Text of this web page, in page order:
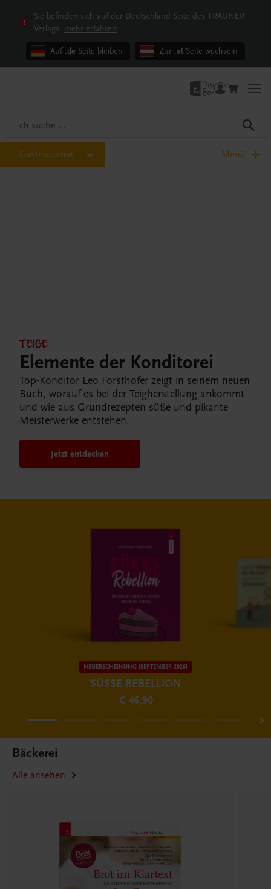
Sie befinden sich auf der Deutschland-Seite des TRAUNER
Verlags. mehr erfahren
Auf .de Seite bleiben Zur .at Seite wechseln
Gastronomie Menü
TEIGE
Elemente der Konditorei
Top-Konditor Leo Forsthofer zeigt in seinem neuen
Buch, worauf es bei der Teigherstellung ankommt
und wie aus Grundrezepten süße und pikante
Meisterwerke entstehen.
Jetzt entdecken
NEUERSCHEINUNG (SEPTEMBER 2026)
SÜSSE REBELLION
€ 46,90
Bäckerei
Alle ansehen